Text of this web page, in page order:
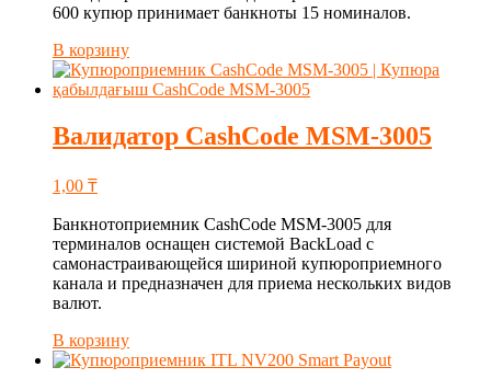
600 купюр принимает банкноты 15 номиналов.
В корзину
Валидатор CashCode MSM-3005
1,00 ₸
Банкнотоприемник CashCode MSM-3005 для
терминалов оснащен системой BackLoad с
самонастраивающейся шириной купюроприемного
канала и предназначен для приема нескольких видов
валют.
В корзину